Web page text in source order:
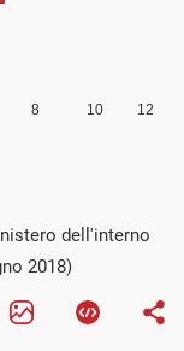
dell'interno
2018)